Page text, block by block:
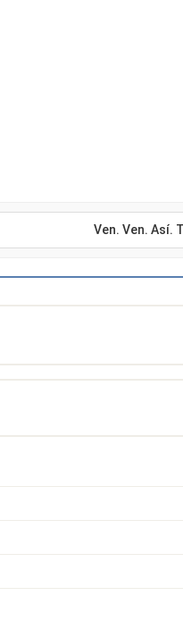
Ven. Ven. Así.